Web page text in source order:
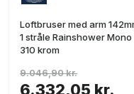
Loftbruser med arm
1 stråle Rainshower Mono
310 krom
6.332,05 kr.
9.046,90 kr.